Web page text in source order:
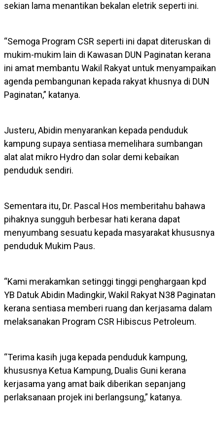
sekian lama menantikan bekalan eletrik seperti ini.
“Semoga Program CSR seperti ini dapat diteruskan di
mukim-mukim lain di Kawasan DUN Paginatan kerana
ini amat membantu Wakil Rakyat untuk menyampaikan
agenda pembangunan kepada rakyat khusnya di DUN
Paginatan,” katanya.
Justeru, Abidin menyarankan kepada penduduk
kampung supaya sentiasa memelihara sumbangan
alat alat mikro Hydro dan solar demi kebaikan
penduduk sendiri.
Sementara itu, Dr. Pascal Hos memberitahu bahawa
pihaknya sungguh berbesar hati kerana dapat
menyumbang sesuatu kepada masyarakat khususnya
penduduk Mukim Paus.
“Kami merakamkan setinggi tinggi penghargaan kpd
YB Datuk Abidin Madingkir, Wakil Rakyat N38 Paginatan
kerana sentiasa memberi ruang dan kerjasama dalam
melaksanakan Program CSR Hibiscus Petroleum.
“Terima kasih juga kepada penduduk kampung,
khususnya Ketua Kampung, Dualis Guni kerana
kerjasama yang amat baik diberikan sepanjang
perlaksanaan projek ini berlangsung,” katanya.